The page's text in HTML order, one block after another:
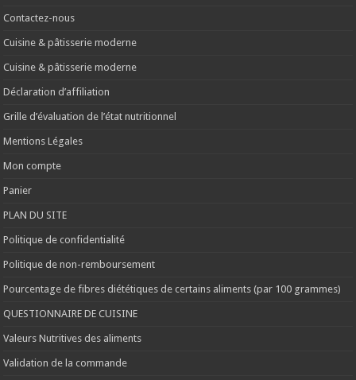
Contactez-nous
Cuisine & pâtisserie moderne
Cuisine & pâtisserie moderne
Déclaration d’affiliation
Grille d’évaluation de l’état nutritionnel
Mentions Légales
Mon compte
Panier
PLAN DU SITE
Politique de confidentialité
Politique de non-remboursement
Pourcentage de fibres diététiques de certains aliments (par 100 grammes)
QUESTIONNAIRE DE CUISINE
Valeurs Nutritives des aliments
Validation de la commande